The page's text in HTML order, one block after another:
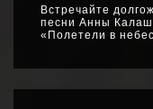
Встречайте
песни Анны
«Полетели в